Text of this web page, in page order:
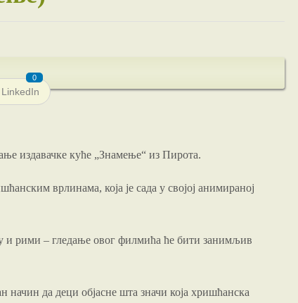
LinkedIn
0
издавачке куће „Знамење“ из Пирота.
врлинама, која је сада у својој анимираној
и рими – гледање овог филмића ће бити занимљив
да деци објасне шта значи која хришћанска